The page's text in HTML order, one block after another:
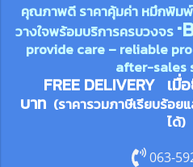
คุณภาพดี ราคาคุ้มค่า หมึกพิมพ์
วางใจพร้อมบริการครบวงจร "
provide care – reliable
after-sales
FREE DELIVERY เ
บาท (ราคารวมภาษีเรียบร้อย
ได้)
063-